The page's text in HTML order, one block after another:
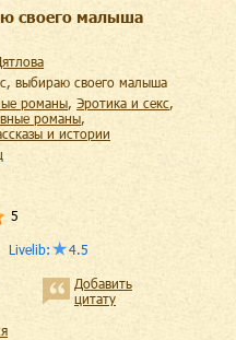
своего малыша
выбираю своего малыша
романы, эротика и секс,
романы,
и истории
5
Livelib: 4.5
Добавить
цитату